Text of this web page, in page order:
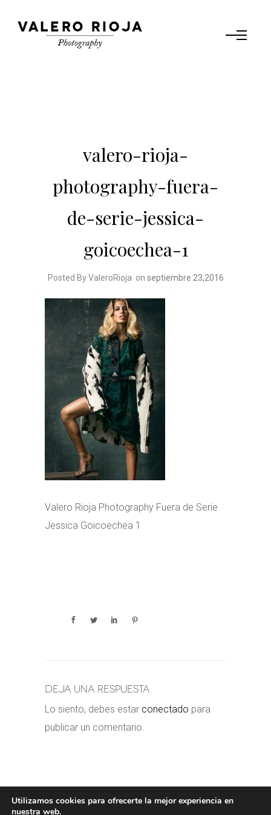
valero-rioja-
photography-fuera-
de-serie-jessica-
goicoechea-1
Posted By ValeroRioja on septiembre 23,2016
Valero Rioja Photography Fuera de Serie
Jessica Goicoechea 1
Deja una respuesta
Lo siento, debes estar conectado para
publicar un comentario.
Utilizamos cookies para ofrecerte la mejor experiencia en
nuestra web.